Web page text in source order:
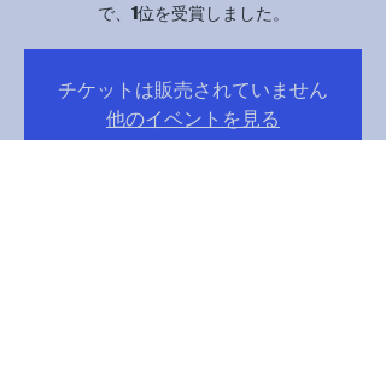
で、1位を受賞しました。
チケットは販売されていません
他のイベントを見る